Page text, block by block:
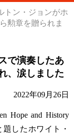
トン・ジョンがホ
勲章を贈られま
で演奏したあ
、涙しました
2022年09月26日
and History
したホワイト・